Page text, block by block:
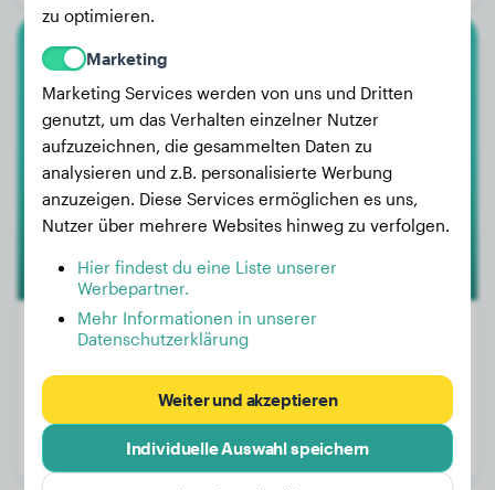
Romeo
1
Alter:
3 Jahre, 6 Monate
Geschlecht:
zu optimieren.
Marketing
Marketing Services werden von uns und Dritten
genutzt, um das Verhalten einzelner Nutzer
aufzuzeichnen, die gesammelten Daten zu
analysieren und z.B. personalisierte Werbung
anzuzeigen. Diese Services ermöglichen es uns,
Nutzer über mehrere Websites hinweg zu verfolgen.
Hier findest du eine Liste unserer
Werbepartner.
Mehr Informationen in unserer
Datenschutzerklärung
Weiter und akzeptieren
Individuelle Auswahl speichern